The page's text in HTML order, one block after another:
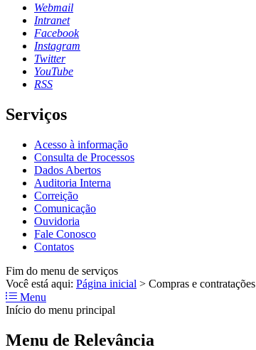
Webmail
Intranet
Facebook
Instagram
Twitter
YouTube
RSS
Serviços
Acesso à informação
Consulta de Processos
Dados Abertos
Auditoria Interna
Correição
Comunicação
Ouvidoria
Fale Conosco
Contatos
Fim do menu de serviços
Você está aqui: Página inicial > Compras e contratações
Menu
Início do menu principal
Menu de Relevância